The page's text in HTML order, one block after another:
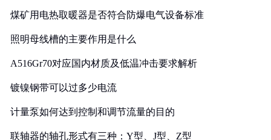
煤矿用电热取暖器是否符合防爆电气设备标准
照明母线槽的主要作用是什么
A516Gr70对应国内材质及低温冲击要求解析
镀镍钢带可以过多少电流
计量泵如何达到控制和调节流量的目的
联轴器的轴孔形式有三种：Y型、J型、Z型